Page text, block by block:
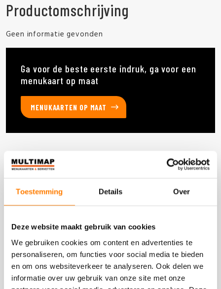
Toestemming Details Over
Deze website maakt gebruik van cookies
We gebruiken cookies om content en advertenties te
personaliseren, om functies voor social media te bieden
en om ons websiteverkeer te analyseren. Ook delen we
informatie over uw gebruik van onze site met onze
Productomschrijving
Geen informatie gevonden
Ga voor de beste eerste indruk, ga voor een
menukaart op maat
MENUKAARTEN OP MAAT
Deze producten heb je eerder bekeken